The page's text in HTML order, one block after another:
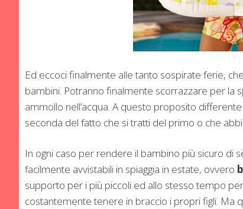
Ed eccoci finalmente alle tanto sospirate ferie,
bambini. Potranno finalmente scorrazzare per la
ammollo nell’acqua. A questo proposito
seconda del fatto che si tratti del primo o che
In ogni caso per rendere il bambino più sicuro di
facilmente avvistabili in spiaggia in estate, ovvero
supporto per i più piccoli ed allo stesso tempo
costantemente tenere in braccio i propri figli. Ma